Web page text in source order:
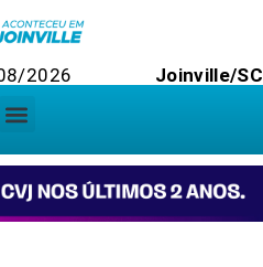
2026 Joinville/SC